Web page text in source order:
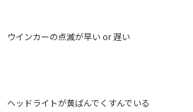
ウインカーの点滅が早い or 遅い
ヘッドライトが黄ばんでくすんでいる